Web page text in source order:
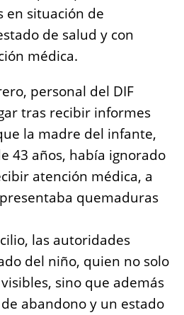
n
k
en situación de
de salud y con
médica.
personal del DIF
tras recibir informes
la madre del infante,
43 años, había ignorado
atención médica, a
quemaduras
las autoridades
del niño, quien no solo
sino que además
abandono y un estado